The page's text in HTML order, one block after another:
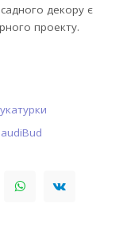
декору є
проекту.